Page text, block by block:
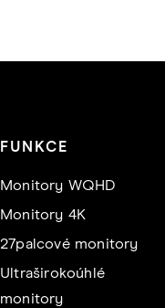
FUNKCE
Monitory WQHD
Monitory 4K
27palcové monitory
Ultraširokoúhlé
monitory